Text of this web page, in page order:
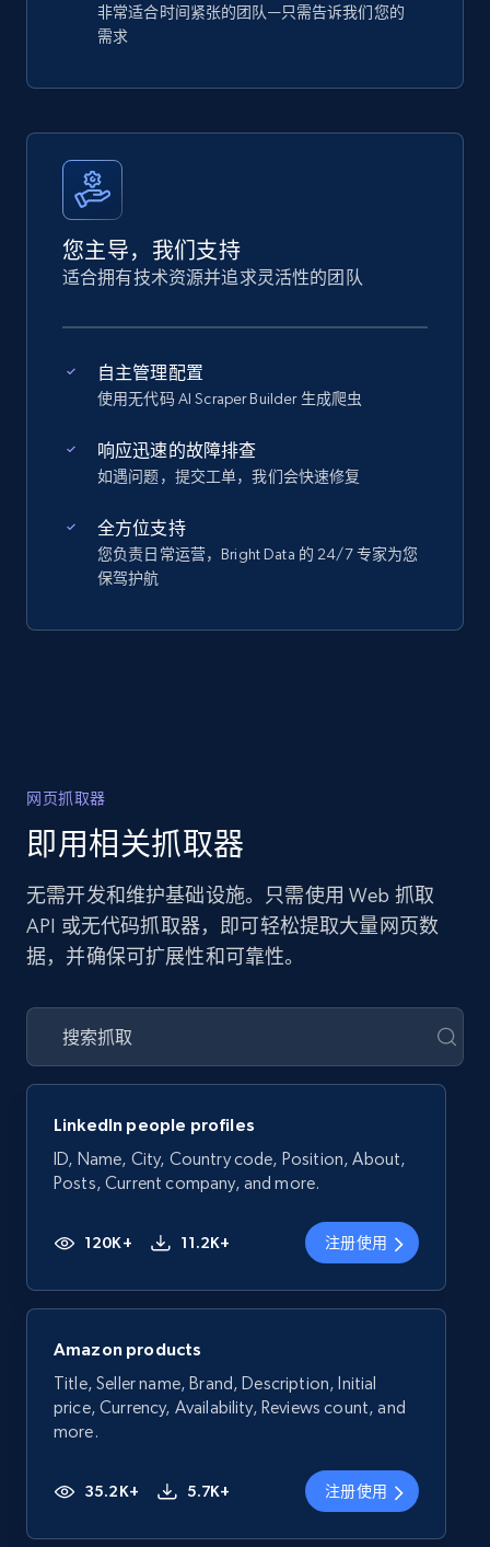
非常适合时间紧张的团队—只需告诉我们您的
需求
您主导，我们支持
适合拥有技术资源并追求灵活性的团队
自主管理配置
使用无代码 AI Scraper Builder 生成爬虫
响应迅速的故障排查
如遇问题，提交工单，我们会快速修复
全方位支持
您负责日常运营，Bright Data 的 24/7 专家为您
保驾护航
网页抓取器
即用相关抓取器
无需开发和维护基础设施。只需使用 Web 抓取
API 或无代码抓取器，即可轻松提取大量网页数
据，并确保可扩展性和可靠性。
LinkedIn people profiles
ID, Name, City, Country code, Position, About,
Posts, Current company, and more.
120K+ 11.2K+ 注册使用
Amazon products
Title, Seller name, Brand, Description, Initial
price, Currency, Availability, Reviews count, and
more.
35.2K+ 5.7K+ 注册使用